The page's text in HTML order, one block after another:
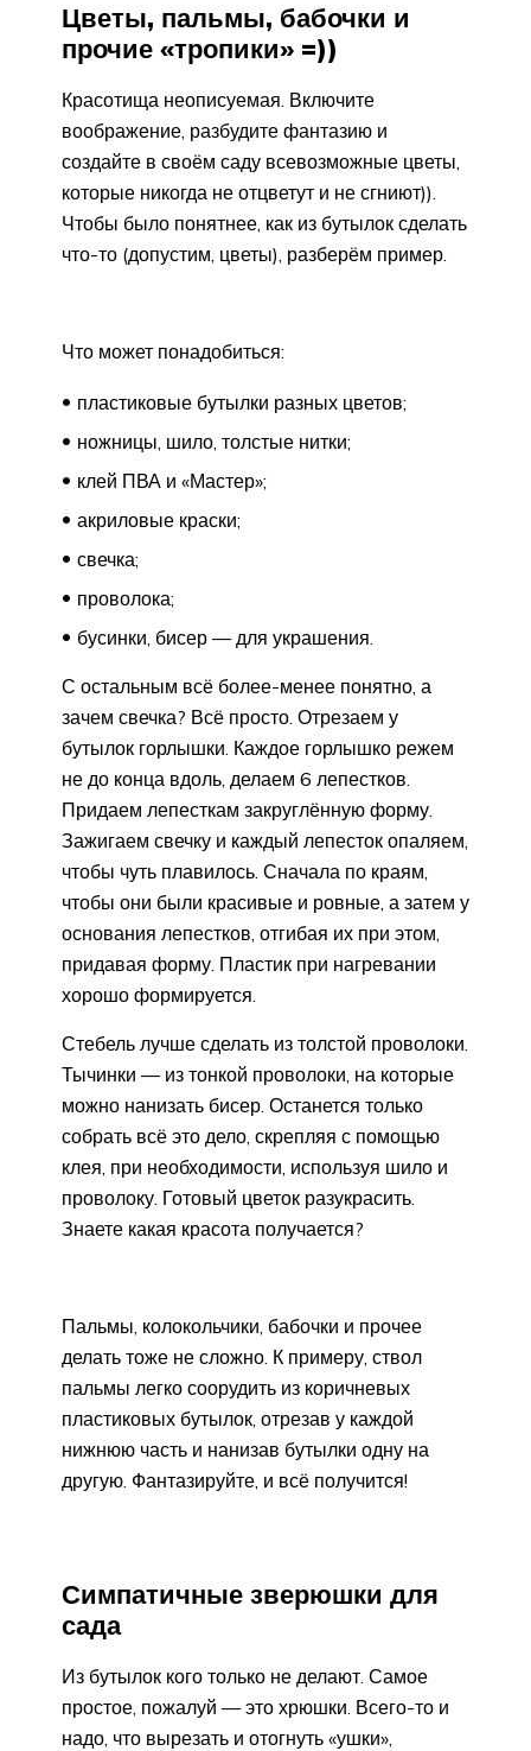
Цветы, пальмы, бабочки и
прочие «тропики» =))
Красотища неописуемая. Включите
воображение, разбудите фантазию и
создайте в своём саду всевозможные цветы,
которые никогда не отцветут и не сгниют)).
Чтобы было понятнее, как из бутылок сделать
что-то (допустим, цветы), разберём пример.
Что может понадобиться:
пластиковые бутылки разных цветов;
ножницы, шило, толстые нитки;
клей ПВА и «Мастер»;
акриловые краски;
свечка;
проволока;
бусинки, бисер — для украшения.
С остальным всё более-менее понятно, а
зачем свечка? Всё просто. Отрезаем у
бутылок горлышки. Каждое горлышко режем
не до конца вдоль, делаем 6 лепестков.
Придаем лепесткам закруглённую форму.
Зажигаем свечку и каждый лепесток опаляем,
чтобы чуть плавилось. Сначала по краям,
чтобы они были красивые и ровные, а затем у
основания лепестков, отгибая их при этом,
придавая форму. Пластик при нагревании
хорошо формируется.
Стебель лучше сделать из толстой проволоки.
Тычинки — из тонкой проволоки, на которые
можно нанизать бисер. Останется только
собрать всё это дело, скрепляя с помощью
клея, при необходимости, используя шило и
проволоку. Готовый цветок разукрасить.
Знаете какая красота получается?
Пальмы, колокольчики, бабочки и прочее
делать тоже не сложно. К примеру, ствол
пальмы легко соорудить из коричневых
пластиковых бутылок, отрезав у каждой
нижнюю часть и нанизав бутылки одну на
другую. Фантазируйте, и всё получится!
Симпатичные зверюшки для
сада
Из бутылок кого только не делают. Самое
простое, пожалуй — это хрюшки. Всего-то и
надо, что вырезать и отогнуть «ушки»,